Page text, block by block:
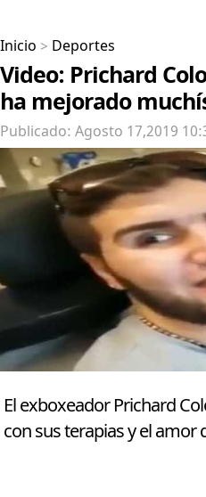
Inicio > Deportes
Video: Prichard
ha mejorado
Publicado: Agosto 17,2019
El exboxeador Prichard
con sus terapias y el amor